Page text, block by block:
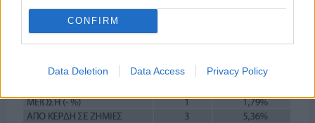
CONFIRM
Data Deletion Data Access Privacy Policy